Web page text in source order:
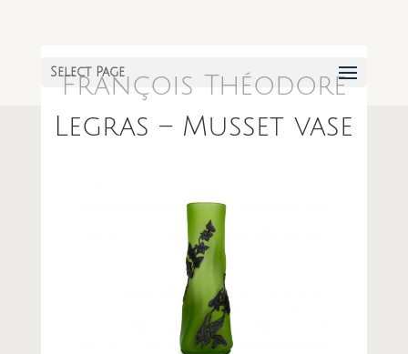
Select Page
François Théodore
Legras – Musset vase